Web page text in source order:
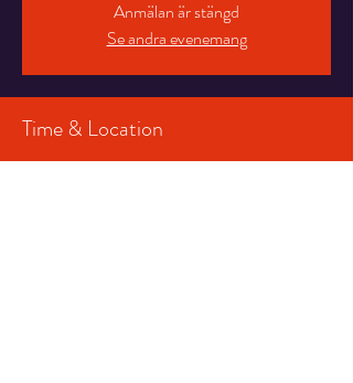
Anmälan är stängd
Se andra evenemang
Time & Location